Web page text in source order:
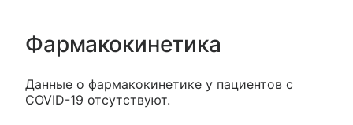
Фармакокинетика
Данные о фармакокинетике у пациентов с
COVID-19 отсутствуют.